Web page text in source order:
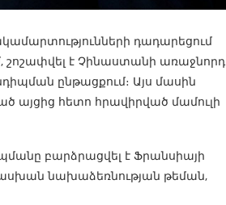
դադարեցում
է Չինաստանի առաջնորդ
ընթացքում։ Այս մասին
հետո հրավիրված մամուլի
բարձրացվել է Ֆրանսիայի
նախաձեռնության թեման,